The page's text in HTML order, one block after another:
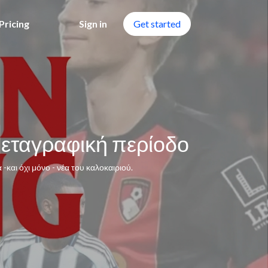
Sign in Get started
περίοδο
όχι μόνο - νέα του καλοκαιριού.